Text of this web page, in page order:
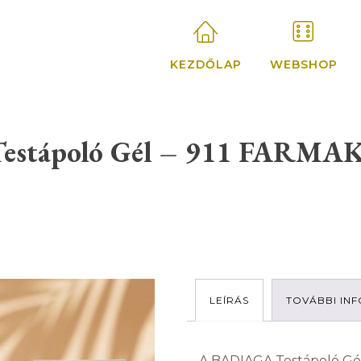
KEZDŐLAP WEBSHOP
ÉS FÜRDŐTERÁPIA
Gél – 911
LEÍRÁS TOVÁBBI